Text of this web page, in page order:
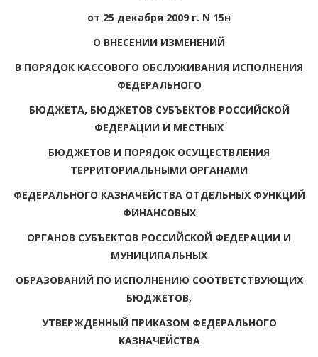
от 25 декабря 2009 г. N 15н
О ВНЕСЕНИИ ИЗМЕНЕНИЙ
В ПОРЯДОК КАССОВОГО ОБСЛУЖИВАНИЯ ИСПОЛНЕНИЯ
ФЕДЕРАЛЬНОГО
БЮДЖЕТА, БЮДЖЕТОВ СУБЪЕКТОВ РОССИЙСКОЙ
ФЕДЕРАЦИИ И МЕСТНЫХ
БЮДЖЕТОВ И ПОРЯДОК ОСУЩЕСТВЛЕНИЯ
ТЕРРИТОРИАЛЬНЫМИ ОРГАНАМИ
ФЕДЕРАЛЬНОГО КАЗНАЧЕЙСТВА ОТДЕЛЬНЫХ ФУНКЦИЙ
ФИНАНСОВЫХ
ОРГАНОВ СУБЪЕКТОВ РОССИЙСКОЙ ФЕДЕРАЦИИ И
МУНИЦИПАЛЬНЫХ
ОБРАЗОВАНИЙ ПО ИСПОЛНЕНИЮ СООТВЕТСТВУЮЩИХ
БЮДЖЕТОВ,
УТВЕРЖДЕННЫЙ ПРИКАЗОМ ФЕДЕРАЛЬНОГО
КАЗНАЧЕЙСТВА